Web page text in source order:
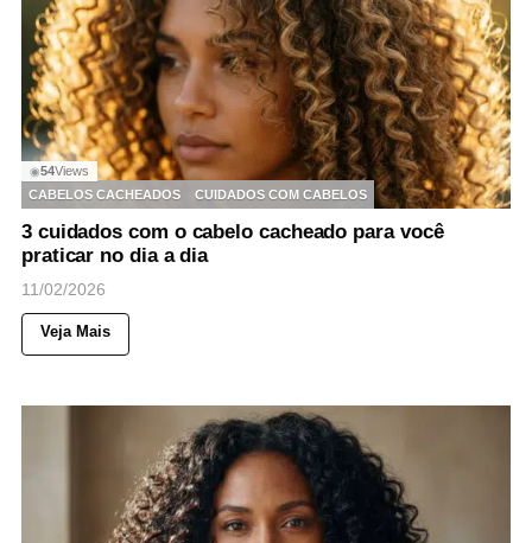
◉54Views
CABELOS CACHEADOS
CUIDADOS COM CABELOS
3 cuidados com o cabelo cacheado para você
praticar no dia a dia
11/02/2026
Veja Mais